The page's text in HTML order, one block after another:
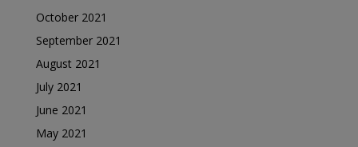
October 2021
September 2021
August 2021
July 2021
June 2021
May 2021